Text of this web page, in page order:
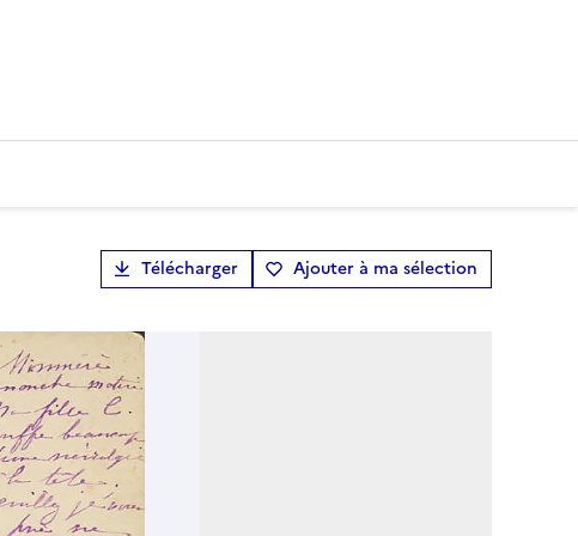
Télécharger Ajouter à ma sélection